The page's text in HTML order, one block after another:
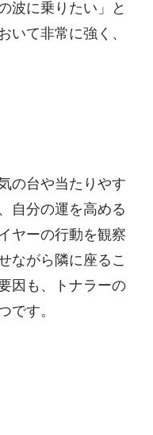
波に乗りたい」と
いて非常に強く、
の台や当たりやす
自分の運を高める
ヤーの行動を観察
ながら隣に座るこ
因も、トナラーの
です。